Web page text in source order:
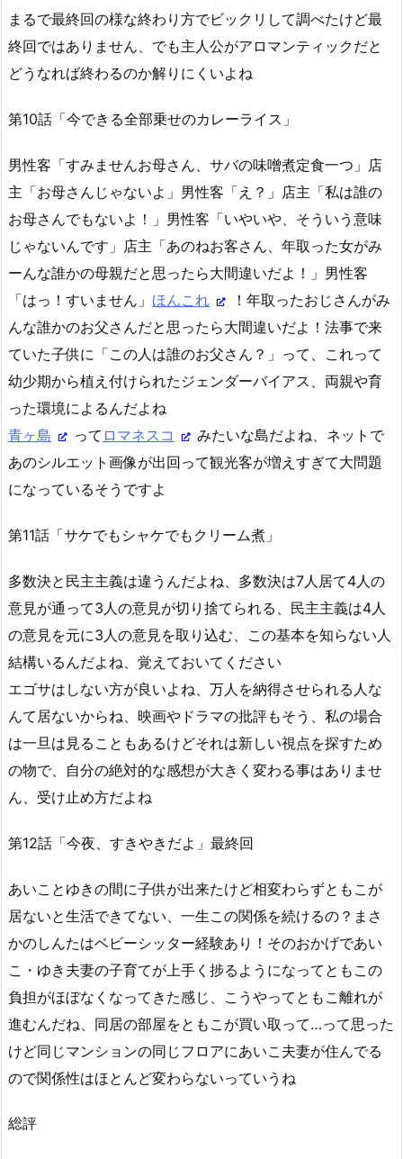
まるで最終回の様な終わり方でビックリして調べたけど最
終回ではありません、でも主人公がアロマンティックだと
どうなれば終わるのか解りにくいよね
第10話「今できる全部乗せのカレーライス」
男性客「すみませんお母さん、サバの味噌煮定食一つ」店
主「お母さんじゃないよ」男性客「え？」店主「私は誰の
お母さんでもないよ！」男性客「いやいや、そういう意味
じゃないんです」店主「あのねお客さん、年取った女がみ
ーんな誰かの母親だと思ったら大間違いだよ！」男性客
「はっ！すいません」 ほんこれ
！年取ったおじさんがみ
んな誰かのお父さんだと思ったら大間違いだよ！法事で来
ていた子供に「この人は誰のお父さん？」って、これって
幼少期から植え付けられたジェンダーバイアス、両親や育
った環境によるんだよね
青ヶ島
って ロマネスコ
みたいな島だよね、ネットで
あのシルエット画像が出回って観光客が増えすぎて大問題
になっているそうですよ
第11話「サケでもシャケでもクリーム煮」
多数決と民主主義は違うんだよね、多数決は7人居て4人の
意見が通って3人の意見が切り捨てられる、民主主義は4人
の意見を元に3人の意見を取り込む、この基本を知らない人
結構いるんだよね、覚えておいてください
エゴサはしない方が良いよね、万人を納得させられる人な
んて居ないからね、映画やドラマの批評もそう、私の場合
は一旦は見ることもあるけどそれは新しい視点を探すため
の物で、自分の絶対的な感想が大きく変わる事はありませ
ん、受け止め方だよね
第12話「今夜、すきやきだよ」最終回
あいことゆきの間に子供が出来たけど相変わらずともこが
居ないと生活できてない、一生この関係を続けるの？まさ
かのしんたはベビーシッター経験あり！そのおかげであい
こ・ゆき夫妻の子育てが上手く捗るようになってともこの
負担がほぼなくなってきた感じ、こうやってともこ離れが
進むんだね、同居の部屋をともこが買い取って…って思った
けど同じマンションの同じフロアにあいこ夫妻が住んでる
ので関係性はほとんど変わらないっていうね
総評